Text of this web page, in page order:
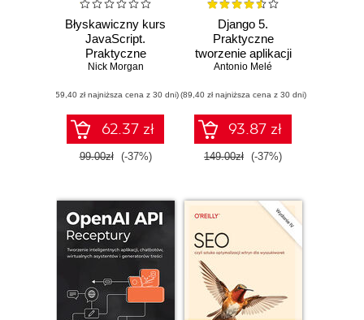
Błyskawiczny kurs
JavaScript.
Praktyczne
wprowadzenie do
Nick Morgan
(59,40 zł najniższa cena z 30 dni)
62.37 zł
99.00zł (-37%)
Django 5.
Praktyczne
tworzenie aplikacji
internetowych w
V
Antonio Melé
(89,40 zł najniższa cena z 30 dni)
93.87 zł
149.00zł (-37%)